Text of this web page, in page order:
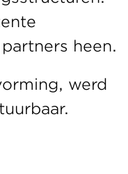
heen.
werd